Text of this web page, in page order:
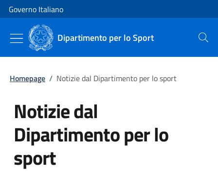
Vai al contenuto
Vai alla navigazione del sito
Governo Italiano
Dipartimento per lo Sport Cerca
Homepage / Notizie dal Dipartimento per lo sport
Notizie dal
Dipartimento per lo
sport